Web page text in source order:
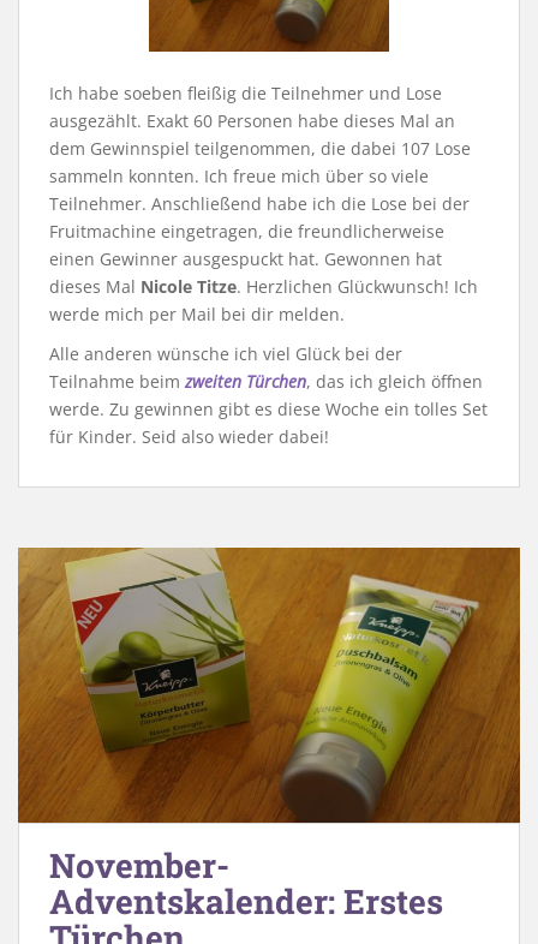
Ich habe soeben fleißig die Teilnehmer und Lose
ausgezählt. Exakt 60 Personen habe dieses Mal an
dem Gewinnspiel teilgenommen, die dabei 107 Lose
sammeln konnten. Ich freue mich über so viele
Teilnehmer. Anschließend habe ich die Lose bei der
Fruitmachine eingetragen, die freundlicherweise
einen Gewinner ausgespuckt hat. Gewonnen hat
dieses Mal Nicole Titze. Herzlichen Glückwunsch! Ich
werde mich per Mail bei dir melden.
Alle anderen wünsche ich viel Glück bei der
Teilnahme beimzweiten Türchen, das ich gleich öffnen
werde. Zu gewinnen gibt es diese Woche ein tolles Set
für Kinder. Seid also wieder dabei!
November-
Adventskalender: Erstes